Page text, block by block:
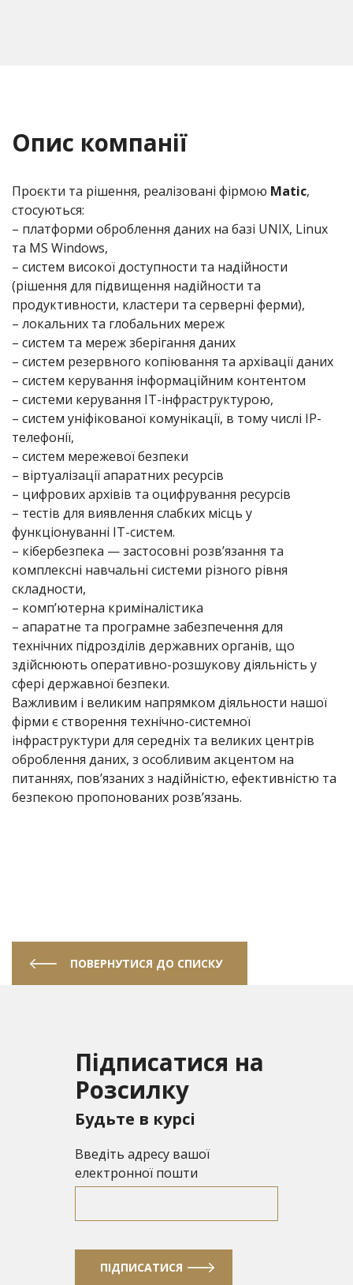
Опис компанії
Проєкти та рішення, реалізовані фірмою Matic,
стосуються:
– платформи оброблення даних на базі UNIX, Linux
та MS Windows,
– систем високої доступности та надійности
(рішення для підвищення надійности та
продуктивности, кластери та серверні ферми),
– локальних та глобальних мереж
– систем та мереж зберігання даних
– систем резервного копіювання та архівації даних
– систем керування інформаційним контентом
– системи керування ІТ-інфраструктурою,
– систем уніфікованої комунікації, в тому числі IP-
телефонії,
– систем мережевої безпеки
– віртуалізації апаратних ресурсів
– цифрових архівів та оцифрування ресурсів
– тестів для виявлення слабких місць у
функціонуванні ІТ-систем.
– кібербезпека — застосовні розв’язання та
комплексні навчальні системи різного рівня
складности,
– комп’ютерна криміналістика
– апаратне та програмне забезпечення для
технічних підрозділів державних органів, що
здійснюють оперативно-розшукову діяльність у
сфері державної безпеки.
Важливим і великим напрямком діяльности нашої
фірми є створення технічно-системної
інфраструктури для середніх та великих центрів
оброблення даних, з особливим акцентом на
питаннях, пов’язаних з надійністю, ефективністю та
безпекою пропонованих розв’язань.
ПОВЕРНУТИСЯ ДО СПИСКУ
Підписатися на
Розсилку
Будьте в курсі
Введіть адресу вашої
електронної пошти
ПІДПИСАТИСЯ